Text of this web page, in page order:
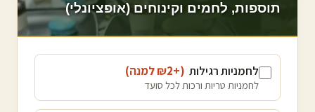
תוספות, לחמים וקינוחים (אופציונלי)
לחמניות רגילות (+₪
2 למנה)
לחמניות טריות ורכות לכל סועד